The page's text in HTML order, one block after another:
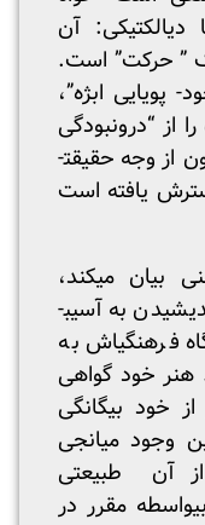
آن
” حرکت” است.
پویایی ابژه”،
از “درون­بودگی
فرهنگ” یعنی جایی­که آن به بیرون از وجه حقیقت­
یافته است
بیان می­کند،
اندیشیدن به ابژه هنر نیازمند اندیشیدن به آسیب­
فرهنگی­اش به
هنر خود گواهی
خود بیگانگی
وجود میانجی
از آن طبیعتی
مقرر در